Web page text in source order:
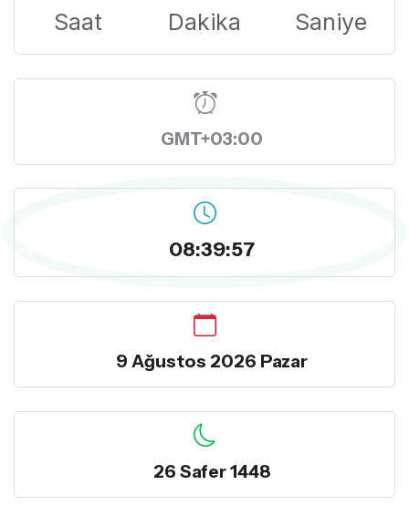
Saat Dakika Saniye
GMT+03:00
08:39:58
9 Ağustos 2026 Pazar
26 Safer 1448